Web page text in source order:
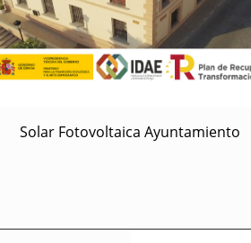
Solar Fotovoltaica Ayuntamiento